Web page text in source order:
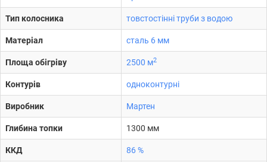
Тип колосника товстостінні труби з водою
Матеріал сталь 6 мм
Площа обігріву 2500 м2
Контурів одноконтурні
Виробник Мартен
Глибина топки 1300 мм
ККД 86 %